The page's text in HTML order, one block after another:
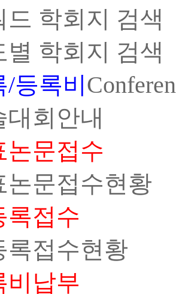
드 학회지 검색
별 학회지 검색
/등록비
대회안내
논문접수
논문접수현황
록접수
록접수현황
비납부